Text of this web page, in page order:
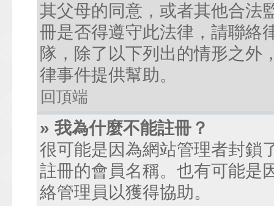
其父母的同意，或者其他合法
冊是否得遵守此法律，請聯絡
隊，除了以下列出的情形之外
律事件提供幫助。
回頂端
» 我為什麼不能註冊？
很可能是因為網站管理者封鎖
註冊的會員名稱。也有可能是
絡管理員以獲得協助。